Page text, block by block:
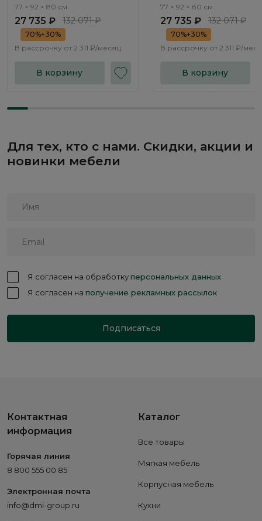
Arden ММ106.1
77 × 92 × 80 см
27 735 ₽ 132 071 ₽
70%+30%
В рассрочку от 2 311 ₽/месяц
В корзину
Arden ММ106.3
77 × 92 × 80 см
27 735 ₽ 132 071 ₽
70%+30%
В рассрочку от 2 311 ₽/
В корзину
Для тех, кто с нами. Скидки, акции и
новинки мебели
Я согласен на обработкуперсональных данных
Я согласен на получение рекламных рассылок
Подписаться
Контактная
информация
Горячая линия
8 800 555 00 85
Электронная почта
info@dmi-group.ru
Каталог
Все товары
Мягкая мебель
Корпусная мебель
Кухни